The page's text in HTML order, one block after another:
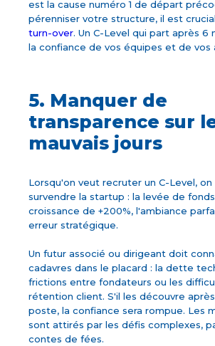
est la cause numéro 1 de départ
pérenniser votre structure, il est
turn-over. Un C-Level qui part après 6
la confiance de vos équipes et de vos
5. Manquer de
transparence sur
mauvais jours
Lorsqu'on veut recruter un C-Level,
survendre la startup : la levée de
croissance de +200%, l'ambiance
erreur stratégique.
Un futur associé ou dirigeant doit
cadavres dans le placard : la dette
frictions entre fondateurs ou les
rétention client. S'il les découvre
poste, la confiance sera rompue. Les
sont attirés par les défis complexes,
contes de fées.